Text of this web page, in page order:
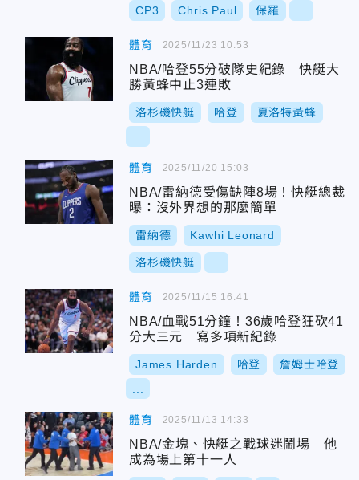
CP3 Chris Paul 保羅
體育
NBA/哈登55分破隊史紀錄 快艇大
勝黃蜂中止3連敗
洛杉磯快艇 哈登 夏洛特黃蜂
2025/11/23 10:53
體育
NBA/雷納德受傷缺陣8場！快艇總裁
曝：沒外界想的那麼簡單
雷納德 Kawhi Leonard
洛杉磯快艇
2025/11/20 15:03
體育
NBA/血戰51分鐘！36歲哈登狂砍41
分大三元 寫多項新紀錄
James Harden 哈登 詹姆士哈登
2025/11/15 16:41
體育
NBA/金塊、快艇之戰球迷鬧場 他
成為場上第十一人
2025/11/13 14:33